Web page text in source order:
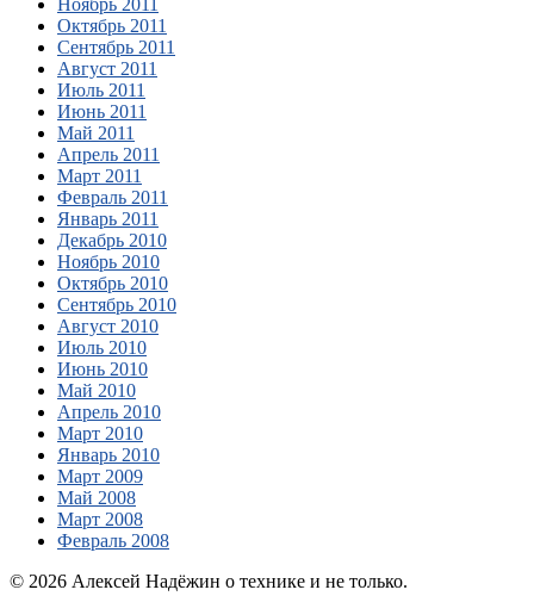
Октябрь 2011
Сентябрь 2011
Август 2011
Июль 2011
Июнь 2011
Май 2011
Апрель 2011
Март 2011
Февраль 2011
Январь 2011
Декабрь 2010
Ноябрь 2010
Октябрь 2010
Сентябрь 2010
Август 2010
Июль 2010
Июнь 2010
Май 2010
Апрель 2010
Март 2010
Январь 2010
Март 2009
Май 2008
Март 2008
Февраль 2008
© 2026 Алексей Надёжин о технике и не только.